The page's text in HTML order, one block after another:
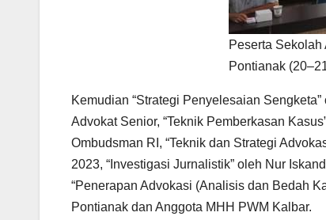
Peserta
Pontianak
Kemudian “Strategi Penyelesaian
Advokat Senior, “Teknik Pemberkasan
Ombudsman RI, “Teknik dan Strategi
2023, “Investigasi Jurnalistik” oleh Nur
“Penerapan Advokasi (Analisis dan Bedah
Pontianak dan Anggota MHH PWM Kalbar.